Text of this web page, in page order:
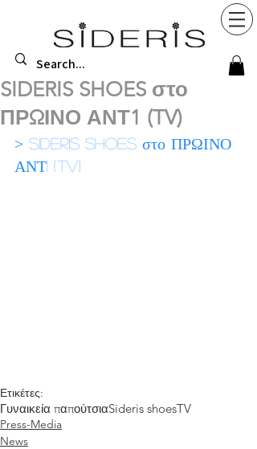
SIDERIS SHOES στο
ΠΡΩΙΝΟ ΑΝΤ1 (TV)
> SIDERIS SHOES στο ΠΡΩΙΝΟ
ΑΝΤ1 (TV)
Ετικέτες:
Γυναικεία παπούτσιαSideris shoesTV
Press-Media
News